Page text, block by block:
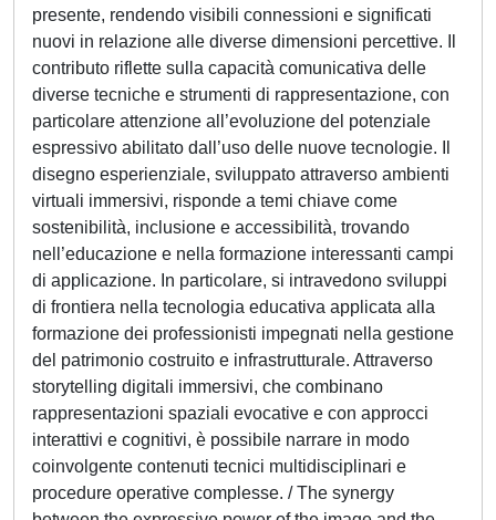
presente, rendendo visibili connessioni e significati
nuovi in relazione alle diverse dimensioni percettive. Il
contributo riflette sulla capacità comunicativa delle
diverse tecniche e strumenti di rappresentazione, con
particolare attenzione all’evoluzione del potenziale
espressivo abilitato dall’uso delle nuove tecnologie. Il
disegno esperienziale, sviluppato attraverso ambienti
virtuali immersivi, risponde a temi chiave come
sostenibilità, inclusione e accessibilità, trovando
nell’educazione e nella formazione interessanti campi
di applicazione. In particolare, si intravedono sviluppi
di frontiera nella tecnologia educativa applicata alla
formazione dei professionisti impegnati nella gestione
del patrimonio costruito e infrastrutturale. Attraverso
storytelling digitali immersivi, che combinano
rappresentazioni spaziali evocative e con approcci
interattivi e cognitivi, è possibile narrare in modo
coinvolgente contenuti tecnici multidisciplinari e
procedure operative complesse. / The synergy